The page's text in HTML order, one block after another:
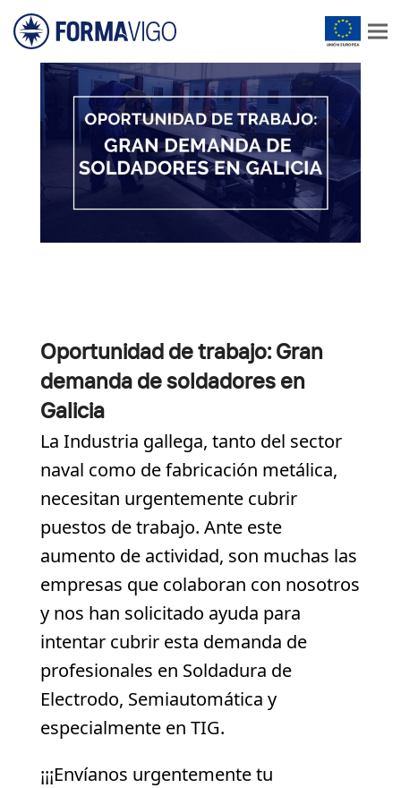
Oportunidad de trabajo: Gran
demanda de soldadores en
Galicia
La Industria gallega, tanto del sector
naval como de fabricación metálica,
necesitan urgentemente cubrir
puestos de trabajo. Ante este
aumento de actividad, son muchas las
empresas que colaboran con nosotros
y nos han solicitado ayuda para
intentar cubrir esta demanda de
profesionales en Soldadura de
Electrodo, Semiautomática y
especialmente en TIG.
¡¡¡Envíanos urgentemente tu